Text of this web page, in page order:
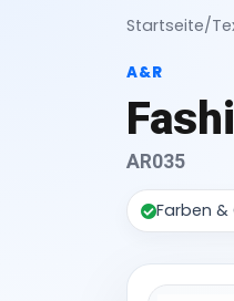
Startseite/
A&R
AR035
Farben